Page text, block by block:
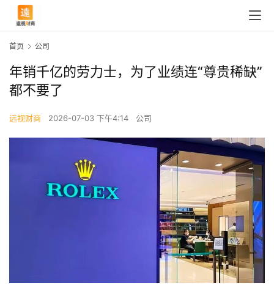
首页 公司
年销千亿的劳力士，为了业绩连“尊贵稀缺”
都不要了
远视财商 2026-07-03 下午4:14 公司